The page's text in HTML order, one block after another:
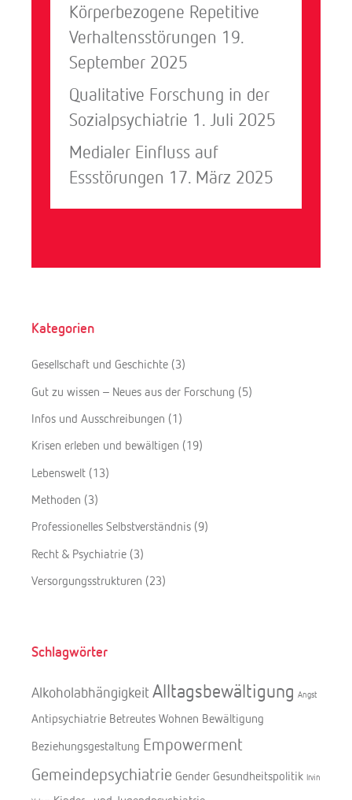
Körperbezogene Repetitive
Verhaltensstörungen 19.
September 2025
Qualitative Forschung in der
Sozialpsychiatrie 1. Juli 2025
Medialer Einfluss auf
Essstörungen 17. März 2025
Kategorien
Gesellschaft und Geschichte (3)
Gut zu wissen – Neues aus der Forschung (5)
Infos und Ausschreibungen (1)
Krisen erleben und bewältigen (19)
Lebenswelt (13)
Methoden (3)
Professionelles Selbstverständnis (9)
Recht & Psychiatrie (3)
Versorgungsstrukturen (23)
Schlagwörter
AlkoholabhängigkeitAlltagsbewältigung Angst
Antipsychiatrie Betreutes Wohnen Bewältigung
Beziehungsgestaltung Empowerment
Gemeindepsychiatrie Gender Gesundheitspolitik Irvin